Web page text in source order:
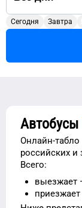
Сегодня Завтра
Автобусы
Онлайн-табло
российских
Всего:
выезжает